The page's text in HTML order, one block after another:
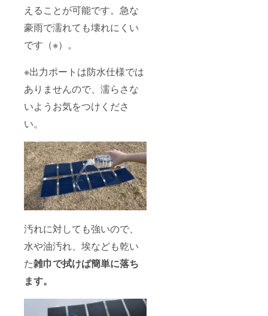
えることが可能です。急な
豪雨で濡れても壊れにくい
です（※）。
※出力ポートは防水仕様では
ありませんので、濡らさな
いようお気をつけくださ
い。
汚れに対しても強いので、
水や油汚れ、埃なども乾い
た雑巾で拭けば簡単に落ち
ます。